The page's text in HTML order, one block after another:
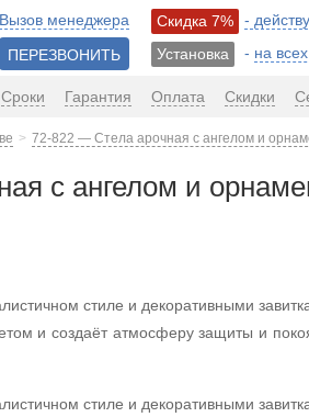
Вызов менеджера
ПЕРЕЗВОНИТЬ
Скидка 7%
-
Установка
- на
Сроки Гарантия Оплата Скидки
72-822 — Стела арочная с ангелом и
с ангелом и
стиле и декоративными
и создаёт атмосферу защиты и
стиле и декоративными